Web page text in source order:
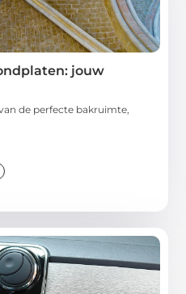
jouw
de perfecte bakruimte,